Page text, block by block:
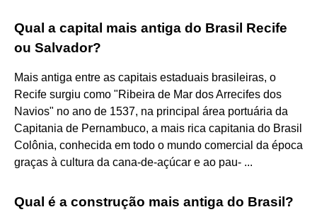
Qual a capital mais antiga do Brasil Recife
ou Salvador?
Mais antiga entre as capitais estaduais brasileiras, o
Recife surgiu como "Ribeira de Mar dos Arrecifes dos
Navios" no ano de 1537, na principal área portuária da
Capitania de Pernambuco, a mais rica capitania do Brasil
Colônia, conhecida em todo o mundo comercial da época
graças à cultura da cana-de-açúcar e ao pau- ...
Qual é a construção mais antiga do Brasil?